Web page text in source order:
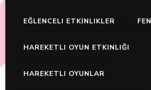
EĞLENCELI ETKINLIKLER FEN
HAREKETLI OYUN ETKINLIĞI
HAREKETLI OYUNLAR